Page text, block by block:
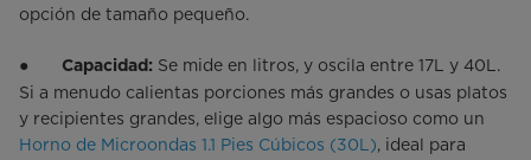
opción de tamaño pequeño.
● Capacidad: Se mide en litros, y oscila entre 17L y 40L.
Si a menudo calientas porciones más grandes o usas platos
y recipientes grandes, elige algo más espacioso como un
Horno de Microondas 1.1 Pies Cúbicos (30L), ideal para